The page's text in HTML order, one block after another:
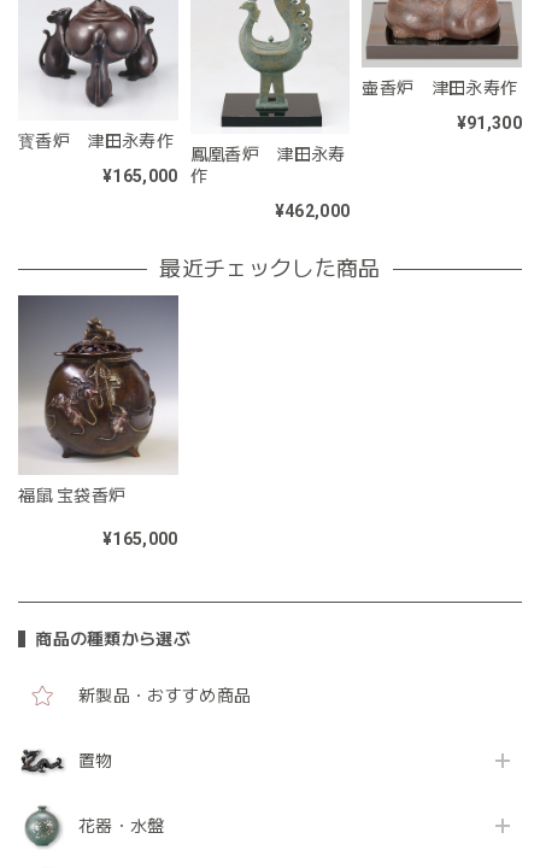
商品の種類から選ぶ
新製品・おすすめ商品
置物
花器・水盤
寳香炉 津田永寿作
¥165,000
鳳凰香炉 津田永寿
作
¥462,000
壷香炉 津田永寿作
¥91,300
最近チェックした商品
福鼠 宝袋香炉
¥165,000